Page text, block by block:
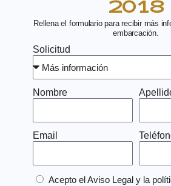
2018
Rellena el formulario para recibir más
embarcación.
Solicitud
Nombre
Email
Acepto elAviso Legal y la